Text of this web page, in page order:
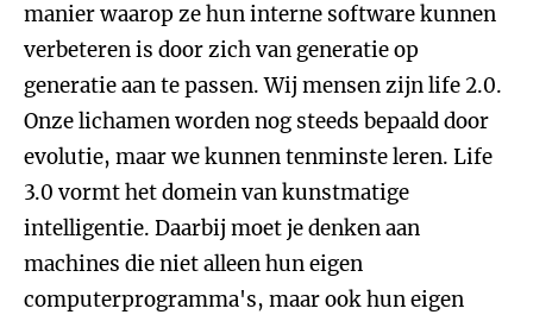
manier waarop ze hun interne software kunnen
verbeteren is door zich van generatie op
generatie aan te passen. Wij mensen zijn life 2.0.
Onze lichamen worden nog steeds bepaald door
evolutie, maar we kunnen tenminste leren. Life
3.0 vormt het domein van kunstmatige
intelligentie. Daarbij moet je denken aan
machines die niet alleen hun eigen
computerprogramma's, maar ook hun eigen